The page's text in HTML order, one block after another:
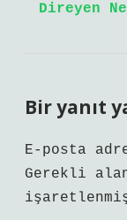
Direyen Ne
Bir yanıt
E-posta
Gerekli